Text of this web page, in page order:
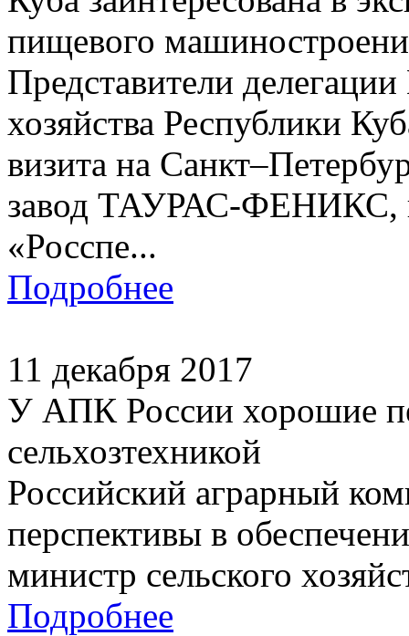
пищевого
Представители
хозяйства Республики
визита на
завод ТАУРАС-ФЕНИКС,
«Росспе...
Подробнее
11 декабря 2017
У АПК России хорошие
сельхозтехникой
Российский аграрный
перспективы в
министр сельского
Подробнее